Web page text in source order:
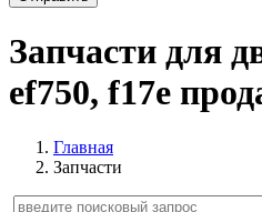
Запчасти для
ef750, f17e
Главная
Запчасти